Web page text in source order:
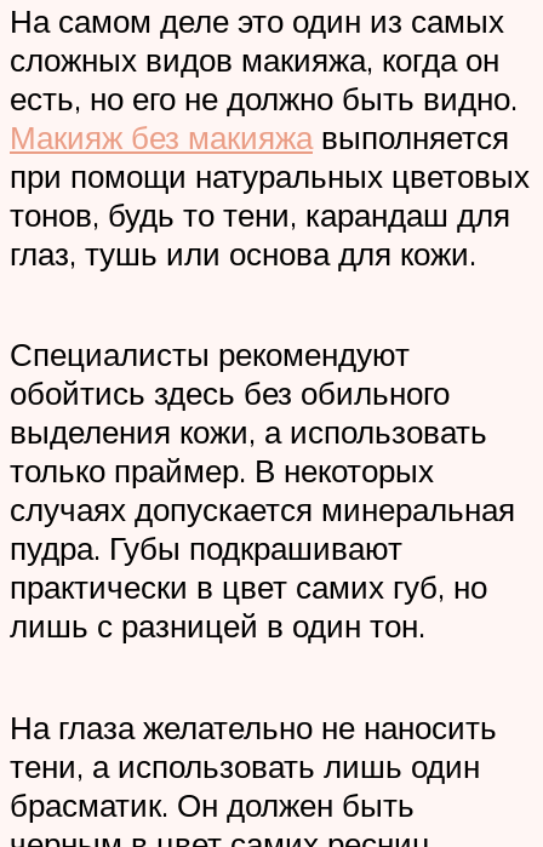
На самом деле это один из самых
сложных видов макияжа, когда он
есть, но его не должно быть видно.
Макияж без макияжавыполняется
при помощи натуральных цветовых
тонов, будь то тени, карандаш для
глаз, тушь или основа для кожи.
Специалисты рекомендуют
обойтись здесь без обильного
выделения кожи, а использовать
только праймер. В некоторых
случаях допускается минеральная
пудра. Губы подкрашивают
практически в цвет самих губ, но
лишь с разницей в один тон.
На глаза желательно не наносить
тени, а использовать лишь один
брасматик. Он должен быть